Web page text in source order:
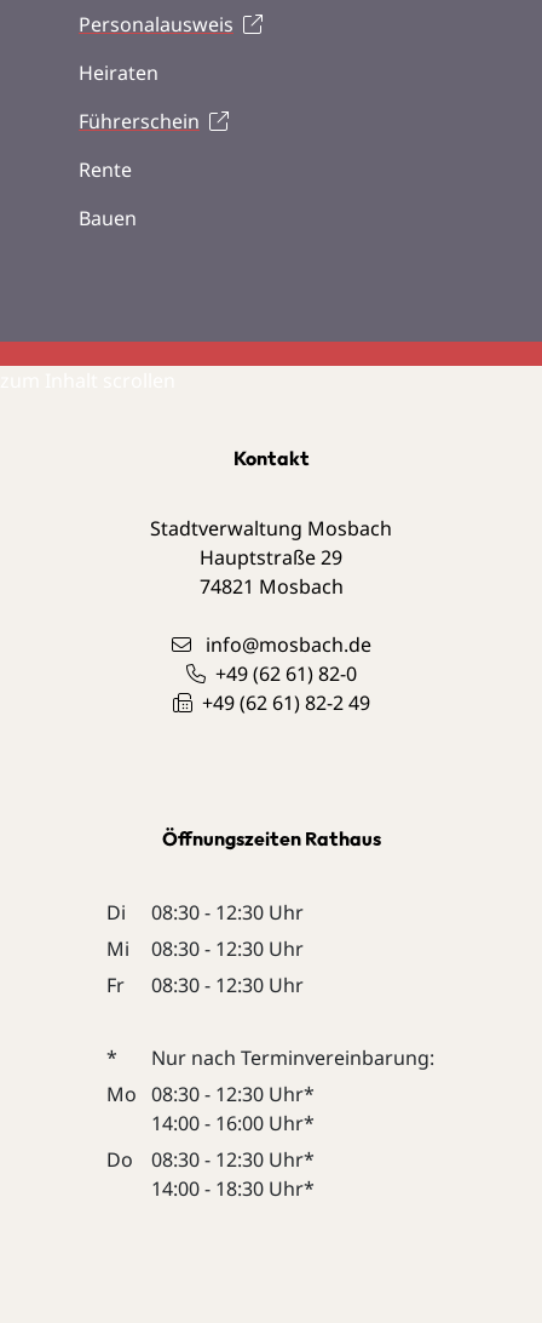
Personalausweis
Heiraten
Führerschein
Rente
Bauen
Kontakt
Stadtverwaltung Mosbach
Hauptstraße 29
74821 Mosbach
info@mosbach.de
+49 (62 61) 82-0
+49 (62 61) 82-2 49
Öffnungszeiten Rathaus
Di
08:30 - 12:30 Uhr
Mi
08:30 - 12:30 Uhr
Fr
08:30 - 12:30 Uhr
*
Nur nach Terminvereinbarung:
Mo 08:30 - 12:30 Uhr*
14:00 - 16:00 Uhr*
Do
08:30 - 12:30 Uhr*
14:00 - 18:30 Uhr*